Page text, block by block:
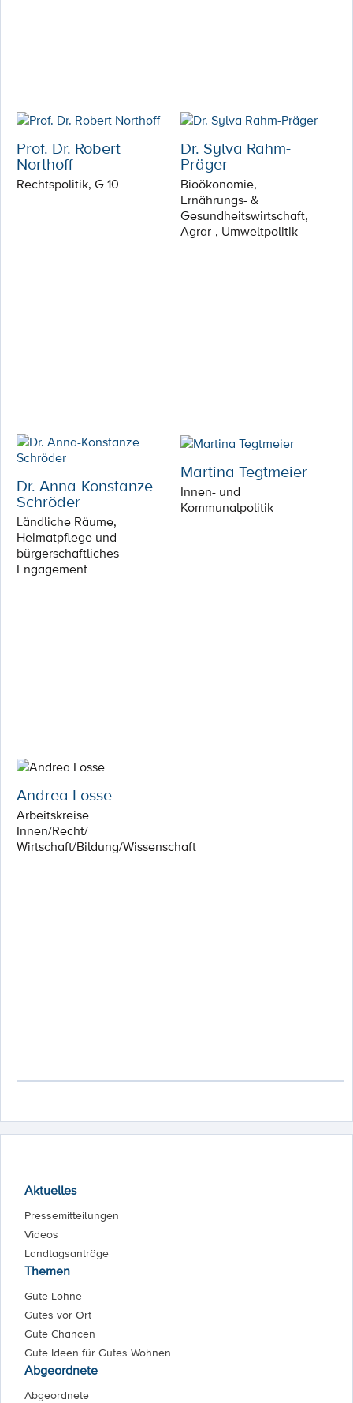
Prof. Dr. Robert
Northoff
Rechtspolitik, G 10
Dr. Sylva Rahm-
Präger
Bioökonomie,
Ernährungs- &
Gesundheitswirtschaft,
Agrar-, Umweltpolitik
Dr. Anna-Konstanze
Schröder
Ländliche Räume,
Heimatpflege und
bürgerschaftliches
Engagement
Martina Tegtmeier
Innen- und
Kommunalpolitik
Andrea Losse
Arbeitskreise
Innen/Recht/
Wirtschaft/Bildung/Wissenschaft
Aktuelles
Pressemitteilungen
Videos
Landtagsanträge
Themen
Gute Löhne
Gutes vor Ort
Gute Chancen
Gute Ideen für Gutes Wohnen
Abgeordnete
Abgeordnete